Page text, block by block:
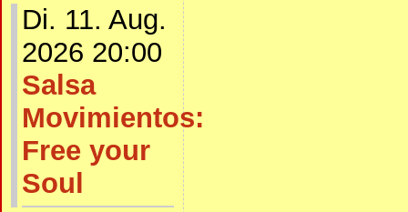
Di. 11. Aug.
2026 20:00
Salsa
Movimientos:
Free your
Soul